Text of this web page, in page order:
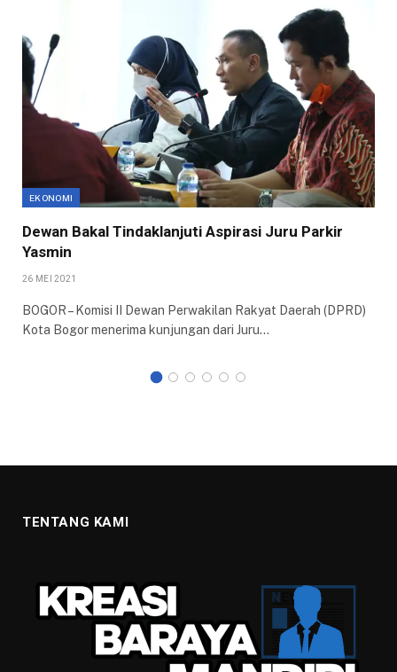
EKONOMI
Dewan Bakal Tindaklanjuti Aspirasi Juru Parkir
Yasmin
26 MEI 2021
BOGOR – Komisi II Dewan Perwakilan Rakyat Daerah (DPRD)
Kota Bogor menerima kunjungan dari Juru…
TENTANG KAMI